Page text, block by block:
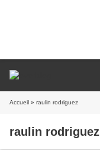
Accueil » raulin rodriguez
raulin rodriguez